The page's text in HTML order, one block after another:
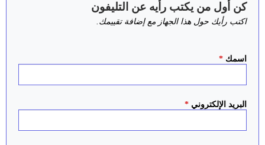
كن أول من يكتب رأيه عن التليفون
اكتب رأيك حول هذا الجهاز مع إضافة تقييمك.
اسمك *
البريد الإلكتروني *